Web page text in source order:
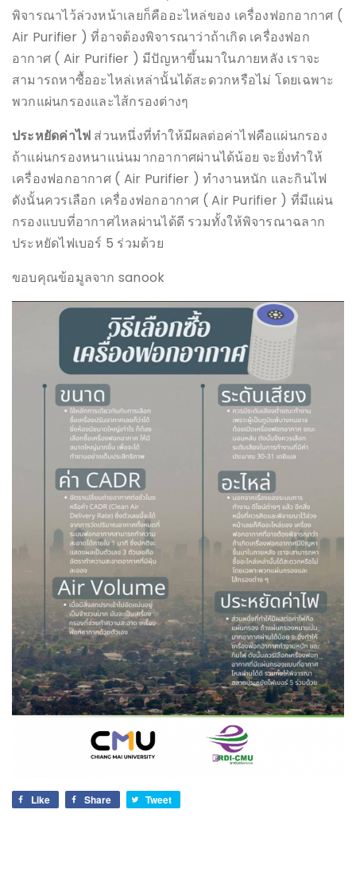
พิจารณาไว้ล่วงหน้าเลยก็คืออะไหล่ของ เครื่องฟอกอากาศ (
Air Purifier ) ที่อาจต้องพิจารณาว่าถ้าเกิด เครื่องฟอก
อากาศ ( Air Purifier ) มีปัญหาขึ้นมาในภายหลัง เราจะ
สามารถหาซื้ออะไหล่เหล่านั้นได้สะดวกหรือไม่ โดยเฉพาะ
พวกแผ่นกรองและไส้กรองต่างๆ
ประหยัดค่าไฟ ส่วนหนึ่งที่ทำให้มีผลต่อค่าไฟคือแผ่นกรอง
ถ้าแผ่นกรองหนาแน่นมากอากาศผ่านได้น้อย จะยิ่งทำให้
เครื่องฟอกอากาศ ( Air Purifier ) ทำงานหนัก และกินไฟ
ดังนั้นควรเลือก เครื่องฟอกอากาศ ( Air Purifier ) ที่มีแผ่น
กรองแบบที่อากาศไหลผ่านได้ดี รวมทั้งให้พิจารณาฉลาก
ประหยัดไฟเบอร์ 5 ร่วมด้วย
ขอบคุณข้อมูลจาก sanook
Like Share Tweet